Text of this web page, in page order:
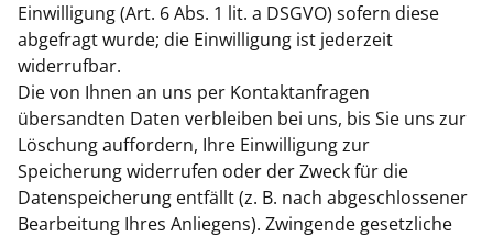
Einwilligung (Art. 6 Abs. 1 lit. a DSGVO) sofern diese
abgefragt wurde; die Einwilligung ist jederzeit
widerrufbar.
Die von Ihnen an uns per Kontaktanfragen
übersandten Daten verbleiben bei uns, bis Sie uns zur
Löschung auffordern, Ihre Einwilligung zur
Speicherung widerrufen oder der Zweck für die
Datenspeicherung entfällt (z. B. nach abgeschlossener
Bearbeitung Ihres Anliegens). Zwingende gesetzliche